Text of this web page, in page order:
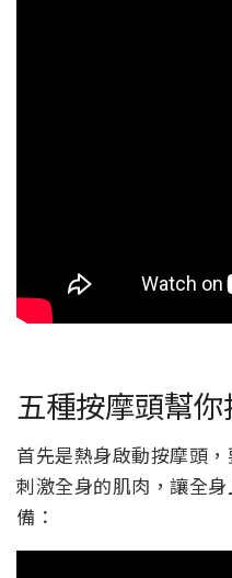
五種按摩頭幫
首先是熱身啟動按摩頭
刺激全身的肌肉，讓全
備：